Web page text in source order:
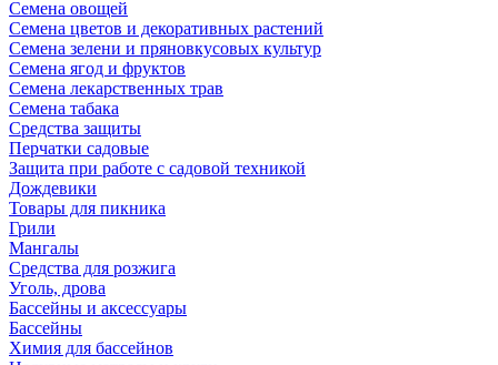
Семена овощей
Семена цветов и декоративных растений
Семена зелени и пряновкусовых культур
Семена ягод и фруктов
Семена лекарственных трав
Семена табака
Средства защиты
Перчатки садовые
Защита при работе с садовой техникой
Дождевики
Товары для пикника
Грили
Мангалы
Средства для розжига
Уголь, дрова
Бассейны и аксессуары
Бассейны
Химия для бассейнов